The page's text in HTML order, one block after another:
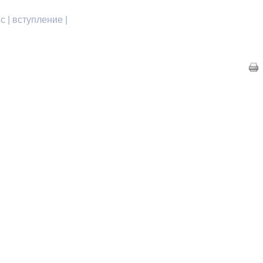
вступление |